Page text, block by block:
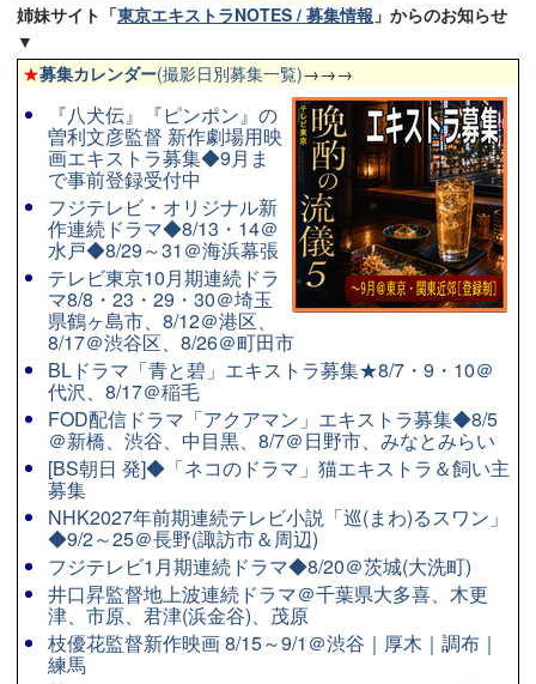
姉妹サイト「東京エキストラNOTES / 募集情報 」からのお知らせ
▼
★募集カレンダー(撮影日別募集一覧)→→→
『八犬伝』『ピンポン』の
曽利文彦監督 新作劇場用映
画エキストラ募集◆9月ま
で事前登録受付中
フジテレビ・オリジナル新
作連続ドラマ◆8/13・14＠
水戸◆8/29～31＠海浜幕張
テレビ東京10月期連続ドラ
マ8/8・23・29・30＠埼玉
県鶴ヶ島市、8/12＠港区、
8/17＠渋谷区、8/26＠町田市
BLドラマ「青と碧」エキストラ募集★8/7・9・10＠
代沢、8/17＠稲毛
FOD配信ドラマ「アクアマン」エキストラ募集◆8/5
＠新橋、渋谷、中目黒、8/7＠日野市、みなとみらい
[BS朝日 発]◆「ネコのドラマ」猫エキストラ＆飼い主
募集
NHK2027年前期連続テレビ小説「巡(まわ)るスワン」
◆9/2～25＠長野(諏訪市＆周辺)
フジテレビ1月期連続ドラマ◆8/20＠茨城(大洗町)
井口昇監督地上波連続ドラマ＠千葉県大多喜、木更
津、市原、君津(浜金谷)、茂原
枝優花監督新作映画 8/15～9/1＠渋谷｜厚木｜調布｜
練馬